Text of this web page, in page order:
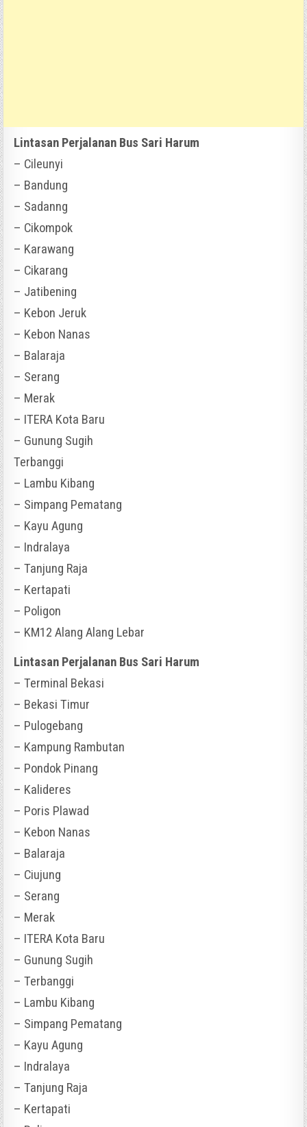
Lintasan Perjalanan Bus Sari Harum
– Cileunyi
– Bandung
– Sadanng
– Cikompok
– Karawang
– Cikarang
– Jatibening
– Kebon Jeruk
– Kebon Nanas
– Balaraja
– Serang
– Merak
– ITERA Kota Baru
– Gunung Sugih
Terbanggi
– Lambu Kibang
– Simpang Pematang
– Kayu Agung
– Indralaya
– Tanjung Raja
– Kertapati
– Poligon
– KM12 Alang Alang Lebar
Lintasan Perjalanan Bus Sari Harum
– Terminal Bekasi
– Bekasi Timur
– Pulogebang
– Kampung Rambutan
– Pondok Pinang
– Kalideres
– Poris Plawad
– Kebon Nanas
– Balaraja
– Ciujung
– Serang
– Merak
– ITERA Kota Baru
– Gunung Sugih
– Terbanggi
– Lambu Kibang
– Simpang Pematang
– Kayu Agung
– Indralaya
– Tanjung Raja
– Kertapati